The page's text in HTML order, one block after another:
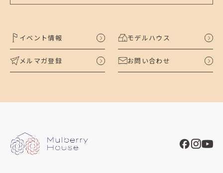
イベント情報 モデルハウス
メルマガ登録 お問い合わせ